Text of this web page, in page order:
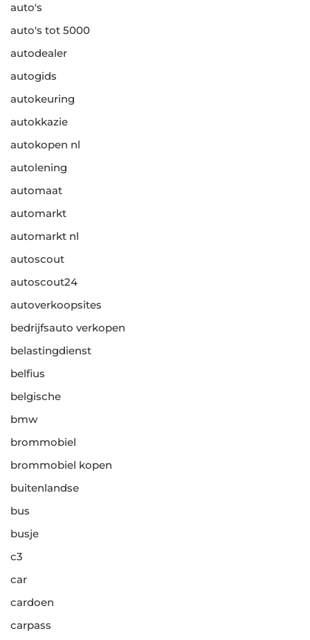
auto's
auto's tot 5000
autodealer
autogids
autokeuring
autokkazie
autokopen nl
autolening
automaat
automarkt
automarkt nl
autoscout
autoscout24
autoverkoopsites
bedrijfsauto verkopen
belastingdienst
belfius
belgische
bmw
brommobiel
brommobiel kopen
buitenlandse
bus
busje
c3
car
cardoen
carpass